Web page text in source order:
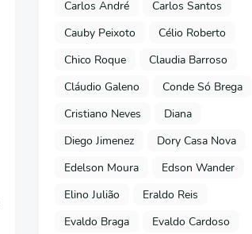
Carlos André
Carlos Santos
Cauby Peixoto
Célio Roberto
Chico Roque
Claudia Barroso
Cláudio Galeno
Conde Só Brega
Cristiano Neves
Diana
Diego Jimenez
Dory Casa Nova
Edelson Moura
Edson Wander
Elino Julião
Eraldo Reis
Evaldo Braga
Evaldo Cardoso